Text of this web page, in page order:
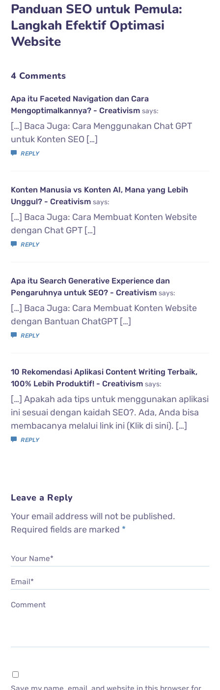
Panduan SEO untuk Pemula:
Langkah Efektif Optimasi
Website
4 Comments
Apa itu Faceted Navigation dan Cara
Mengoptimalkannya? - Creativism says:
[…] Baca Juga: Cara Menggunakan Chat GPT
untuk Konten SEO […]
REPLY
Konten Manusia vs Konten AI, Mana yang Lebih
Unggul? - Creativism says:
[…] Baca Juga: Cara Membuat Konten Website
dengan Chat GPT […]
REPLY
Apa itu Search Generative Experience dan
Pengaruhnya untuk SEO? - Creativism says:
[…] Baca Juga: Cara Membuat Konten Website
dengan Bantuan ChatGPT […]
REPLY
10 Rekomendasi Aplikasi Content Writing Terbaik,
100% Lebih Produktif! - Creativism says:
[…] Apakah ada tips untuk menggunakan aplikasi
ini sesuai dengan kaidah SEO?. Ada, Anda bisa
membacanya melalui link ini (Klik di sini). […]
REPLY
Leave a Reply
Your email address will not be published.
Required fields are marked *
Your Name*
Email*
Comment